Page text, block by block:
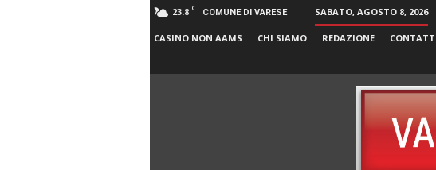
23.8 C COMUNE DI VARESE SABATO, AGOSTO 8, 2026
CASINO NON AAMS CHI SIAMO REDAZIONE